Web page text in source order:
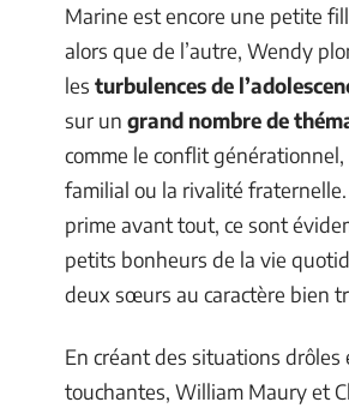
Marine est encore une petite
alors que de l’autre, Wendy
les turbulences de
sur un grand nombre de
comme le conflit générationnel,
familial ou la rivalité
prime avant tout, ce sont
petits bonheurs de la vie
deux sœurs au caractère bien
En créant des situations drôles
touchantes, William Maury et